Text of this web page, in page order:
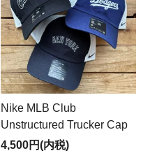
Nike MLB Club
Unstructured Trucker Cap
4,500円(内税)